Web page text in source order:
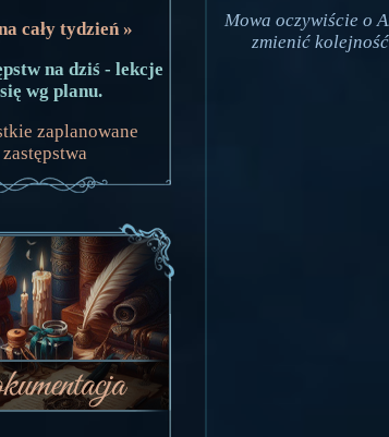
cały tydzień »
na dziś - lekcje
wg planu.
zaplanowane
zastępstwa
Mowa oczywiście o
zmienić